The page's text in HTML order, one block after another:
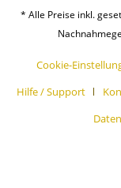
* Alle Preise inkl.
Cookie-
Hilfe / Support